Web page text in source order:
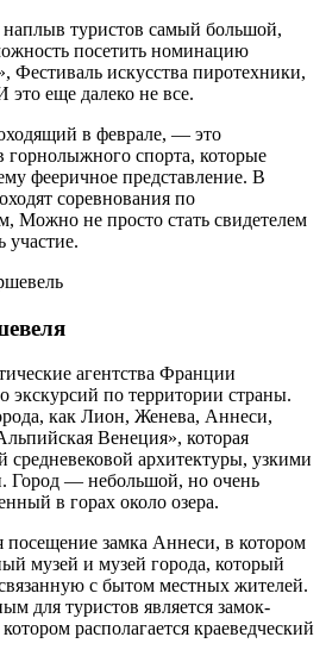
туристов самый большой,
посетить номинацию
Фестиваль искусства пиротехники,
это еще далеко не все.
в феврале, — это
спорта, которые
фееричное представление. В
соревнования по
Можно не просто стать свидетелем
участие.
агентства Франции
экскурсий по территории страны.
как Лион, Женева, Аннеси,
Венеция», которая
средневековой архитектуры, узкими
Город — небольшой, но очень
в горах около озера.
посещение замка Аннеси, в котором
музей и музей города, который
с бытом местных жителей.
для туристов является замок-
располагается краеведческий